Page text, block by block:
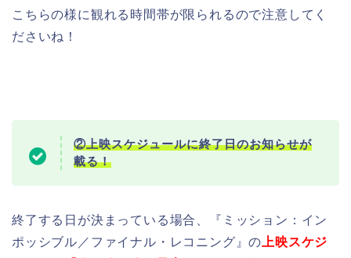
こちらの様に観れる時間帯が限られるので注意してく
ださいね！
②上映スケジュールに終了日のお知らせが
載る！
終了する日が決まっている場合、『ミッション：イン
ポッシブル／ファイナル・レコニング』の 上映スケジ